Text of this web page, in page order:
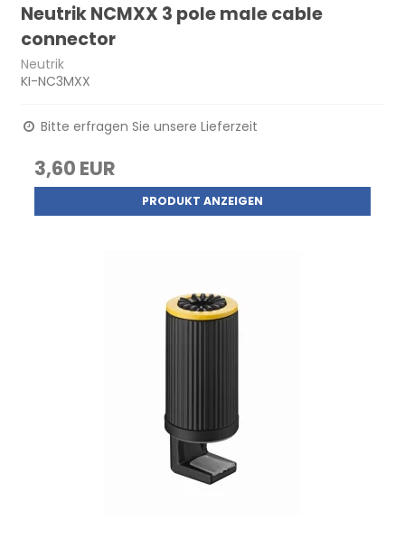
Neutrik NCMXX 3 pole male cable
connector
Neutrik
KI-NC3MXX
Bitte erfragen Sie unsere Lieferzeit
3,60 EUR
PRODUKT ANZEIGEN